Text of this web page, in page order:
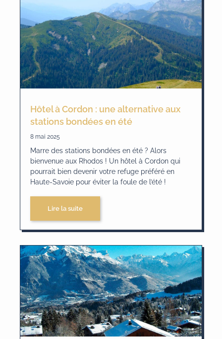
Hôtel à Cordon : une alternative aux
stations bondées en été
8 mai 2025
Marre des stations bondées en été ? Alors
bienvenue aux Rhodos ! Un hôtel à Cordon qui
pourrait bien devenir votre refuge préféré en
Haute-Savoie pour éviter la foule de l’été !
Lire la suite